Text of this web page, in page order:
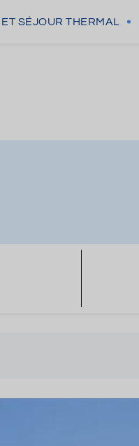
ET SÉJOUR THERMAL